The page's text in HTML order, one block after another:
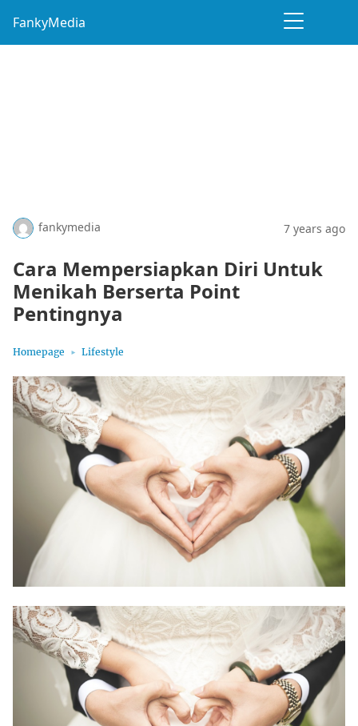
FankyMedia
fankymedia 7 years ago
Cara Mempersiapkan Diri Untuk
Menikah Berserta Point
Pentingnya
Homepage Lifestyle